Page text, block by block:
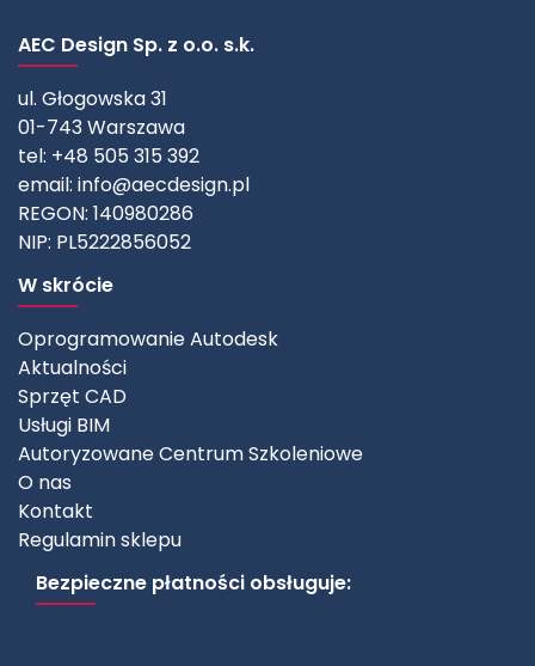
AEC Design Sp. z o.o. s.k.
ul. Głogowska 31
01-743 Warszawa
tel: +48 505 315 392
email: info@aecdesign.pl
REGON: 140980286
NIP: PL5222856052
W skrócie
Oprogramowanie Autodesk
Aktualności
Sprzęt CAD
Usługi BIM
Autoryzowane Centrum Szkoleniowe
O nas
Kontakt
Regulamin sklepu
Bezpieczne płatności obsługuje: